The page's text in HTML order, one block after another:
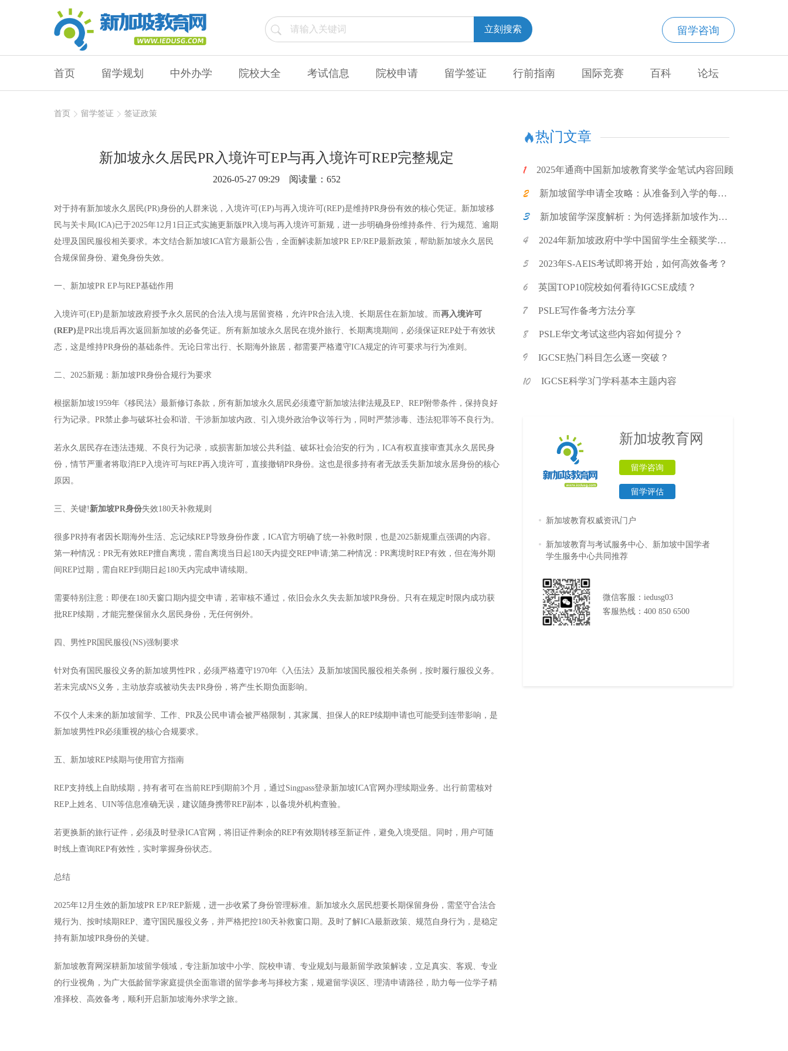
留学咨询
立刻搜索
首页 留学规划 中外办学 院校大全 考试信息 院校申请 留学签证 行前指南 国际竞赛 百科 论坛
首页 留学签证 签证政策
新加坡永久居民PR入境许可EP与再入境许可REP完整规定
2026-05-27 09:29 阅读量：652
对于持有新加坡永久居民(PR)身份的人群来说，入境许可(EP)与再入境许可(REP)是维持PR身份有效的核心凭证。新加坡移
民与关卡局(ICA)已于2025年12月1日正式实施更新版PR入境与再入境许可新规，进一步明确身份维持条件、行为规范、逾期
处理及国民服役相关要求。本文结合新加坡ICA官方最新公告，全面解读新加坡PR EP/REP最新政策，帮助新加坡永久居民
合规保留身份、避免身份失效。
一、新加坡PR EP与REP基础作用
入境许可(EP)是新加坡政府授予永久居民的合法入境与居留资格，允许PR合法入境、长期居住在新加坡。而再入境许可
(REP)是PR出境后再次返回新加坡的必备凭证。所有新加坡永久居民在境外旅行、长期离境期间，必须保证REP处于有效状
态，这是维持PR身份的基础条件。无论日常出行、长期海外旅居，都需要严格遵守ICA规定的许可要求与行为准则。
二、2025新规：新加坡PR身份合规行为要求
根据新加坡1959年《移民法》最新修订条款，所有新加坡永久居民必须遵守新加坡法律法规及EP、REP附带条件，保持良好
行为记录。PR禁止参与破坏社会和谐、干涉新加坡内政、引入境外政治争议等行为，同时严禁涉毒、违法犯罪等不良行为。
若永久居民存在违法违规、不良行为记录，或损害新加坡公共利益、破坏社会治安的行为，ICA有权直接审查其永久居民身
份，情节严重者将取消EP入境许可与REP再入境许可，直接撤销PR身份。这也是很多持有者无故丢失新加坡永居身份的核心
原因。
三、关键!新加坡PR身份失效180天补救规则
很多PR持有者因长期海外生活、忘记续REP导致身份作废，ICA官方明确了统一补救时限，也是2025新规重点强调的内容。
第一种情况：PR无有效REP擅自离境，需自离境当日起180天内提交REP申请;第二种情况：PR离境时REP有效，但在海外期
间REP过期，需自REP到期日起180天内完成申请续期。
需要特别注意：即便在180天窗口期内提交申请，若审核不通过，依旧会永久失去新加坡PR身份。只有在规定时限内成功获
批REP续期，才能完整保留永久居民身份，无任何例外。
四、男性PR国民服役(NS)强制要求
针对负有国民服役义务的新加坡男性PR，必须严格遵守1970年《入伍法》及新加坡国民服役相关条例，按时履行服役义务。
若未完成NS义务，主动放弃或被动失去PR身份，将产生长期负面影响。
不仅个人未来的新加坡留学、工作、PR及公民申请会被严格限制，其家属、担保人的REP续期申请也可能受到连带影响，是
新加坡男性PR必须重视的核心合规要求。
五、新加坡REP续期与使用官方指南
REP支持线上自助续期，持有者可在当前REP到期前3个月，通过Singpass登录新加坡ICA官网办理续期业务。出行前需核对
REP上姓名、UIN等信息准确无误，建议随身携带REP副本，以备境外机构查验。
若更换新的旅行证件，必须及时登录ICA官网，将旧证件剩余的REP有效期转移至新证件，避免入境受阻。同时，用户可随
时线上查询REP有效性，实时掌握身份状态。
总结
2025年12月生效的新加坡PR EP/REP新规，进一步收紧了身份管理标准。新加坡永久居民想要长期保留身份，需坚守合法合
规行为、按时续期REP、遵守国民服役义务，并严格把控180天补救窗口期。及时了解ICA最新政策、规范自身行为，是稳定
持有新加坡PR身份的关键。
新加坡教育网深耕新加坡留学领域，专注新加坡中小学、院校申请、专业规划与最新留学政策解读，立足真实、客观、专业
的行业视角，为广大低龄留学家庭提供全面靠谱的留学参考与择校方案，规避留学误区、理清申请路径，助力每一位学子精
准择校、高效备考，顺利开启新加坡海外求学之旅。
热门文章
2025年通商中国新加坡教育奖学金笔试内容回顾
新加坡留学申请全攻略：从准备到入学的每一
新加坡留学深度解析：为何选择新加坡作为留
2024年新加坡政府中学中国留学生全额奖学金
2023年S-AEIS考试即将开始，如何高效备考？
英国TOP10院校如何看待IGCSE成绩？
PSLE写作备考方法分享
PSLE华文考试这些内容如何提分？
IGCSE热门科目怎么逐一突破？
IGCSE科学3门学科基本主题内容
新加坡教育网
留学咨询
留学评估
新加坡教育权威资讯门户
新加坡教育与考试服务中心、新加坡中国学者
学生服务中心共同推荐
微信客服：iedusg03
客服热线：400 850 6500